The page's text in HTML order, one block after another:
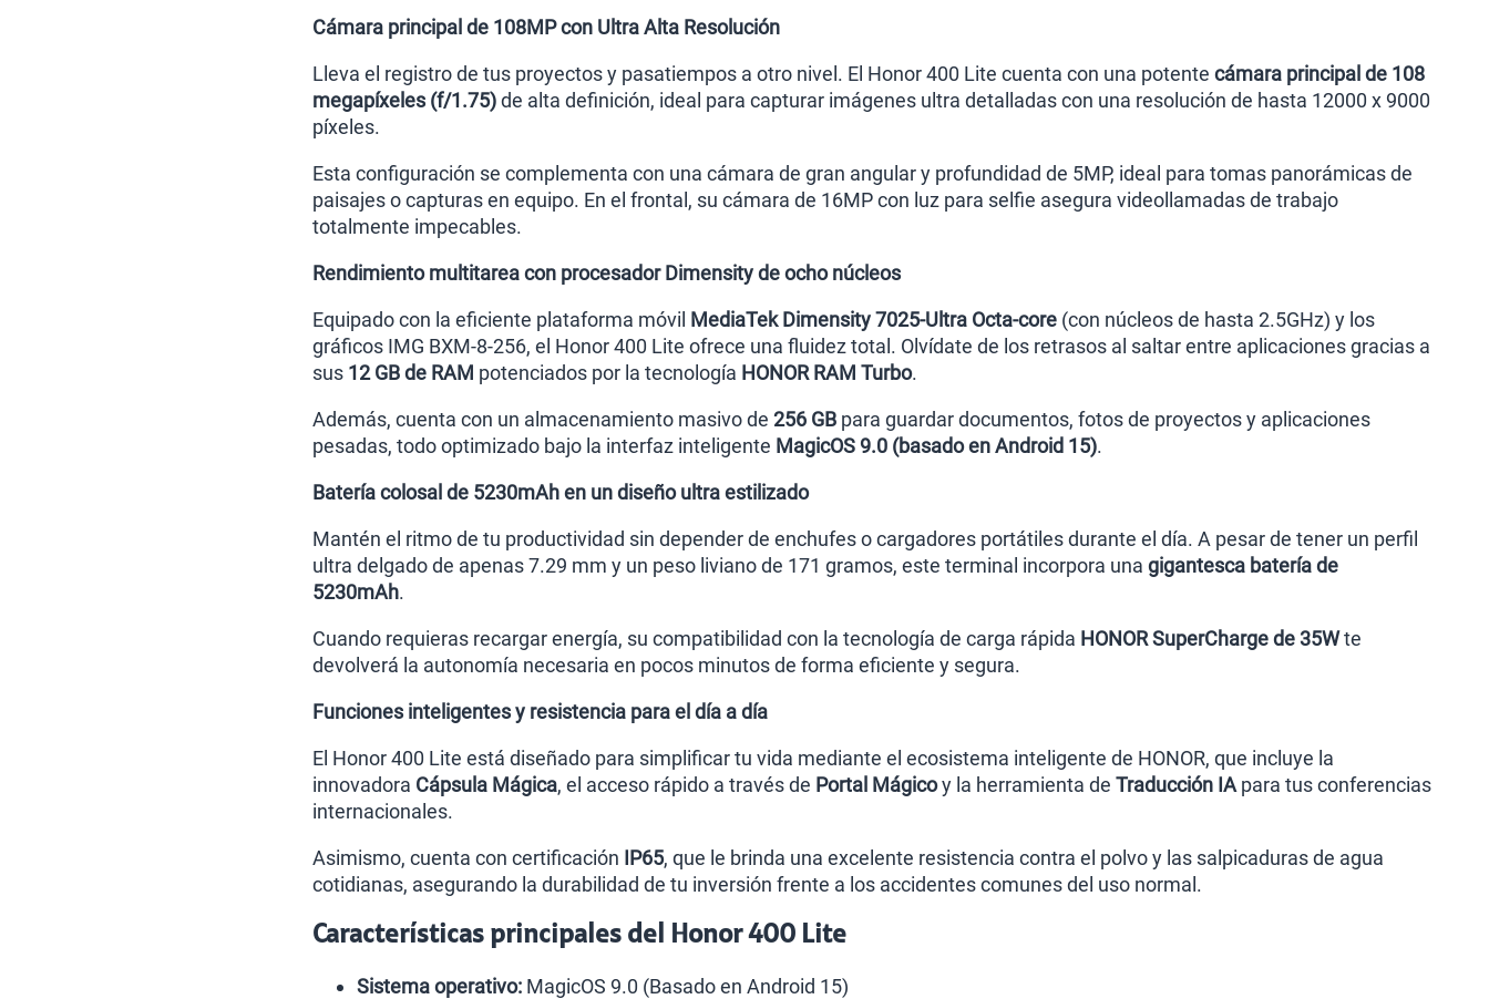
Cámara principal de 108MP con Ultra Alta Resolución
Lleva el registro de tus proyectos y pasatiempos a otro nivel. El Honor 400 Lite cuenta con una potente cámara principal de 108
megapíxeles (f/1.75)de alta definición, ideal para capturar imágenes ultra detalladas con una resolución de hasta 12000 x 9000
píxeles.
Esta configuración se complementa con una cámara de gran angular y profundidad de 5MP, ideal para tomas panorámicas de
paisajes o capturas en equipo. En el frontal, su cámara de 16MP con luz para selfie asegura videollamadas de trabajo
totalmente impecables.
Rendimiento multitarea con procesador Dimensity de ocho núcleos
Equipado con la eficiente plataforma móvil MediaTek Dimensity 7025-Ultra Octa-core (con núcleos de hasta 2.5GHz) y los
gráficos IMG BXM-8-256, el Honor 400 Lite ofrece una fluidez total. Olvídate de los retrasos al saltar entre aplicaciones gracias a
sus 12 GB de RAM potenciados por la tecnología HONOR RAM Turbo.
Además, cuenta con un almacenamiento masivo de 256 GB para guardar documentos, fotos de proyectos y aplicaciones
pesadas, todo optimizado bajo la interfaz inteligente MagicOS 9.0 (basado en Android 15).
Batería colosal de 5230mAh en un diseño ultra estilizado
Mantén el ritmo de tu productividad sin depender de enchufes o cargadores portátiles durante el día. A pesar de tener un perfil
ultra delgado de apenas 7.29 mm y un peso liviano de 171 gramos, este terminal incorpora una gigantesca batería de
5230mAh.
Cuando requieras recargar energía, su compatibilidad con la tecnología de carga rápida HONOR SuperCharge de 35Wte
devolverá la autonomía necesaria en pocos minutos de forma eficiente y segura.
Funciones inteligentes y resistencia para el día a día
El Honor 400 Lite está diseñado para simplificar tu vida mediante el ecosistema inteligente de HONOR, que incluye la
innovadora Cápsula Mágica, el acceso rápido a través de Portal Mágicoy la herramienta de Traducción IA para tus conferencias
internacionales.
Asimismo, cuenta con certificación IP65, que le brinda una excelente resistencia contra el polvo y las salpicaduras de agua
cotidianas, asegurando la durabilidad de tu inversión frente a los accidentes comunes del uso normal.
Características principales del Honor 400 Lite
Sistema operativo: MagicOS 9.0 (Basado en Android 15)